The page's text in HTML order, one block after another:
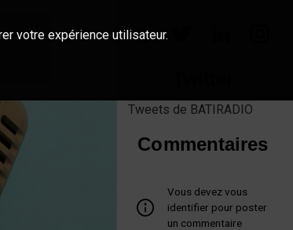
Tweets de BATIRADIO
Commentaires
Vous devez vous
identifier pour poster
un commentaire
votre expérience utilisateur.